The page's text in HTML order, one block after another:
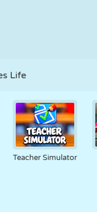
Life
Teacher Simulator